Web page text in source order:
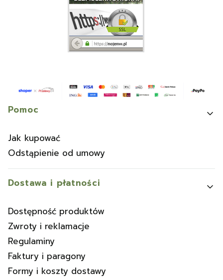
Linki w stopce
Pomoc
Jak kupować
Odstąpienie od umowy
Dostawa i płatności
Dostępność produktów
Zwroty i reklamacje
Regulaminy
Faktury i paragony
Formy i koszty dostawy